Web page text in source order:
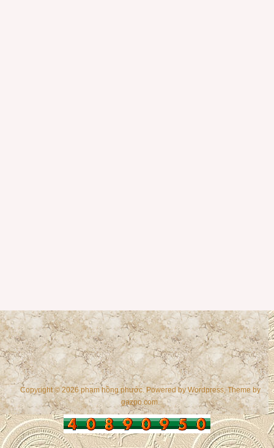
Copyright © 2026 phạm hồng phước. Powered byWordpress , Theme by
gazpo.com.